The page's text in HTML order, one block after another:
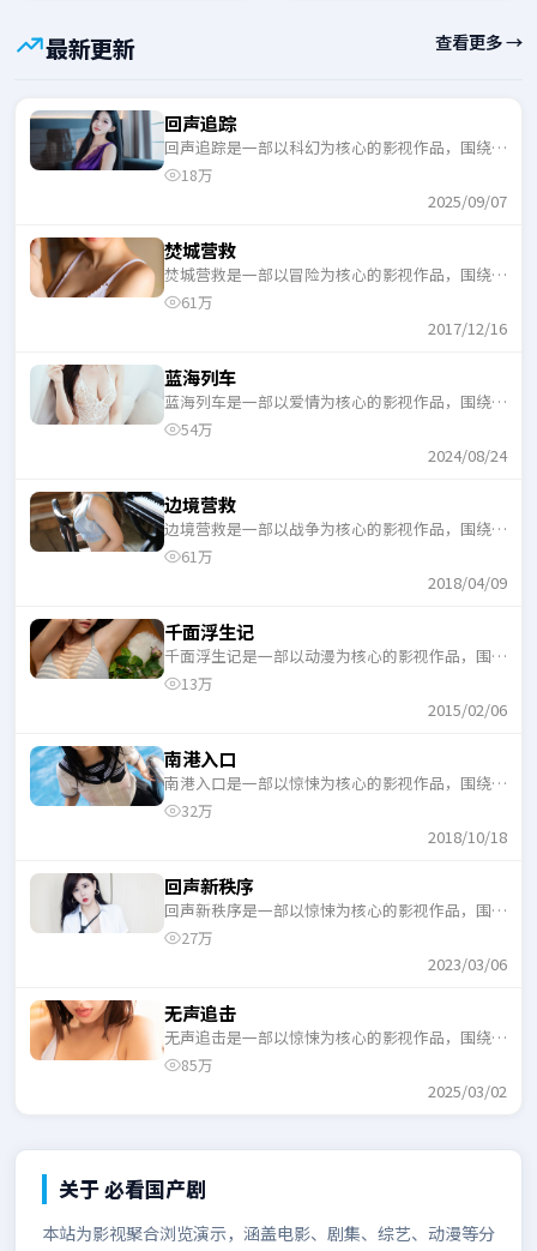
最新更新 查看更多 →
回声追踪
回声追踪是一部以科幻为核心的影视作品，围绕危
机、反转与人物成长展开，整体节奏紧凑，适合一
18万
2025/09/07
焚城营救
焚城营救是一部以冒险为核心的影视作品，围绕危
机、反转与人物成长展开，整体节奏紧凑，适合一
61万
2017/12/16
蓝海列车
蓝海列车是一部以爱情为核心的影视作品，围绕危
机、反转与人物成长展开，整体节奏紧凑，适合一
54万
2024/08/24
边境营救
边境营救是一部以战争为核心的影视作品，围绕危
机、反转与人物成长展开，整体节奏紧凑，适合一
61万
2018/04/09
千面浮生记
千面浮生记是一部以动漫为核心的影视作品，围绕
危机、反转与人物成长展开，整体节奏紧凑，适合
13万
2015/02/06
南港入口
南港入口是一部以惊悚为核心的影视作品，围绕危
机、反转与人物成长展开，整体节奏紧凑，适合一
32万
2018/10/18
回声新秩序
回声新秩序是一部以惊悚为核心的影视作品，围绕
危机、反转与人物成长展开，整体节奏紧凑，适合
27万
2023/03/06
无声追击
无声追击是一部以惊悚为核心的影视作品，围绕危
机、反转与人物成长展开，整体节奏紧凑，适合一
85万
2025/03/02
关于必看国产剧
本站为影视聚合浏览演示，涵盖电影、剧集、综艺、动漫等分